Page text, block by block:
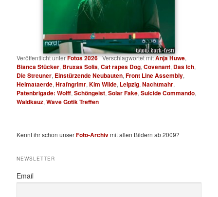
Veröffentlicht unterFotos 2026|Verschlagwortet mitAnja Huwe,
Bianca Stücker, Bruxas Solis,Cat rapes Dog,Covenant, Das Ich,
Die Streuner, Einstürzende Neubauten,Front Line Assembly,
Heimataerde,Hrafngrimr,Kim Wilde, Leipzig,Nachtmahr,
Patenbrigade: Wolff,Schöngeist,Solar Fake,Suicide Commando,
Waldkauz,Wave Gotik Treffen
Kennt ihr schon unserFoto-Archivmit alten Bildern ab 2009?
NEWSLETTER
Email